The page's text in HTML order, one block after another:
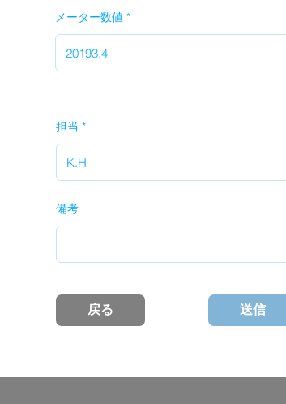
メーター数値
担当
備考
戻る 送信